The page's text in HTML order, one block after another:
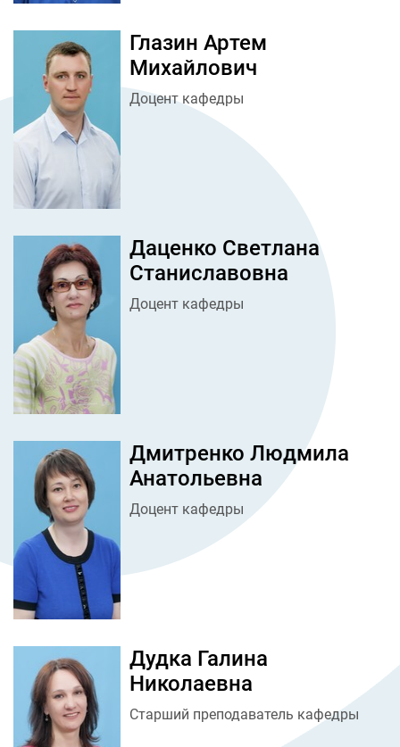
Глазин Артем
Михайлович
Доцент кафедры
Даценко Светлана
Станиславовна
Доцент кафедры
Дмитренко Людмила
Анатольевна
Доцент кафедры
Дудка Галина
Николаевна
Старший преподаватель кафедры